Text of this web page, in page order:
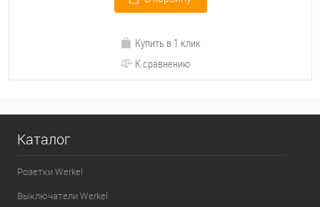
Купить в 1 клик
К сравнению
Каталог
Розетки Werkel
Выключатели Werkel